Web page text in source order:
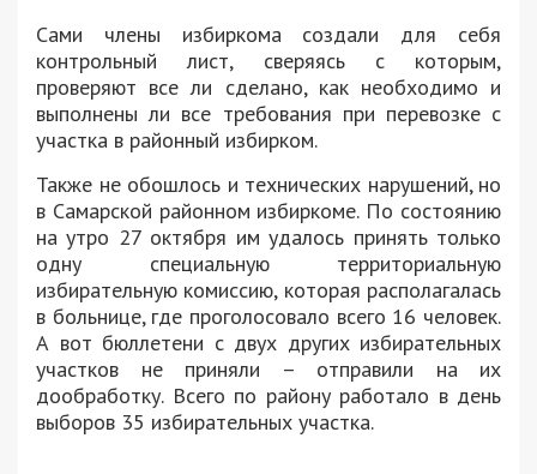
Сами члены избиркома создали для себя
контрольный лист, сверяясь с которым,
проверяют все ли сделано, как необходимо и
выполнены ли все требования при перевозке с
участка в районный избирком.
Также не обошлось и технических нарушений, но
в Самарской районном избиркоме. По состоянию
на утро 27 октября им удалось принять только
одну специальную территориальную
избирательную комиссию, которая располагалась
в больнице, где проголосовало всего 16 человек.
А вот бюллетени с двух других избирательных
участков не приняли – отправили на их
дообработку. Всего по району работало в день
выборов 35 избирательных участка.